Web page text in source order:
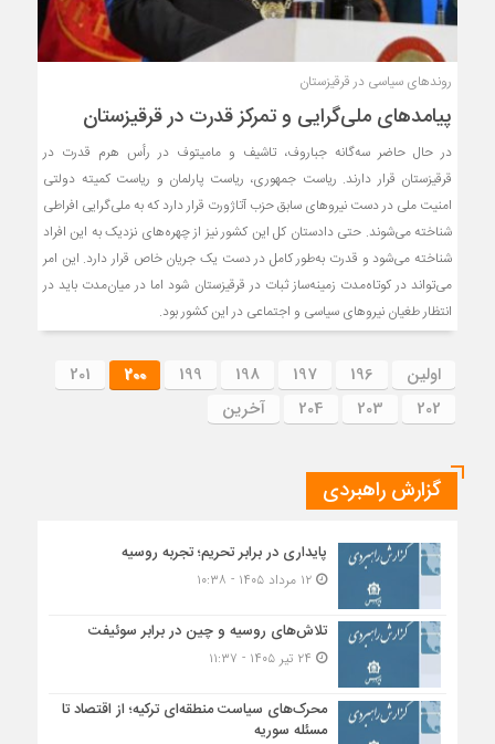
روندهای سیاسی در قرقیزستان
پیامدهای ملی‌گرایی و تمرکز قدرت در قرقیزستان
در حال حاضر سه‌گانه جباروف، تاشیف و مامیتوف در رأس هرم قدرت در
قرقیزستان قرار دارند. ریاست جمهوری، ریاست پارلمان و ریاست کمیته دولتی
امنیت ملی در دست نیروهای سابق حزب آتاژورت قرار دارد که به ملی‌گرایی افراطی
شناخته می‌شوند. حتی دادستان کل این کشور نیز از چهره‌های نزدیک به این افراد
شناخته می‌شود و قدرت به‌طور کامل در دست یک جریان خاص قرار دارد. این امر
می‌تواند در کوتاه‌مدت زمینه‌ساز ثبات در قرقیزستان شود اما در میان‌مدت باید در
انتظار طغیان نیروهای سیاسی و اجتماعی در این کشور بود.
اولین 196
197
198
199
200
201
202
203
204 آخرین
گزارش راهبردی
پایداری در برابر تحریم؛ تجربه روسیه
۱۲ مرداد ۱۴۰۵ - ۱۰:۳۸
تلاش‌های روسیه و چین در برابر سوئیفت
محرک‌های سیاست منطقه‌‎ای ترکیه؛ از اقتصاد تا
مسئله سوریه